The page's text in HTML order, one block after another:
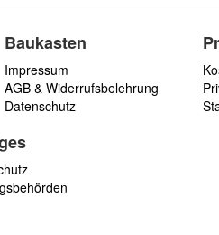
Baukasten
Impressum
AGB & Widerrufsbelehrung
Datenschutz